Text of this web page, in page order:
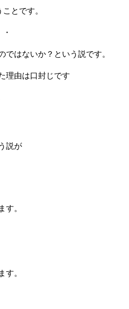
とです。
ではないか？という説です。
理由は口封じです
説が
す。
す。